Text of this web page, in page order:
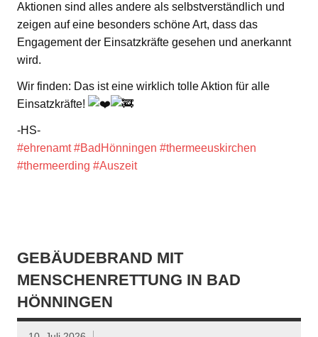
Aktionen sind alles andere als selbstverständlich und
zeigen auf eine besonders schöne Art, dass das
Engagement der Einsatzkräfte gesehen und anerkannt
wird.
Wir finden: Das ist eine wirklich tolle Aktion für alle
Einsatzkräfte!
-HS-
#ehrenamt #BadHönningen #thermeeuskirchen
#thermeerding #Auszeit
GEBÄUDEBRAND MIT
MENSCHENRETTUNG IN BAD
HÖNNINGEN